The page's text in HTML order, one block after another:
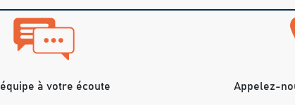
à votre écoute Appelez-